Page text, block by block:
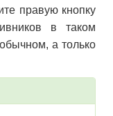
правую кнопку
в таком
а только